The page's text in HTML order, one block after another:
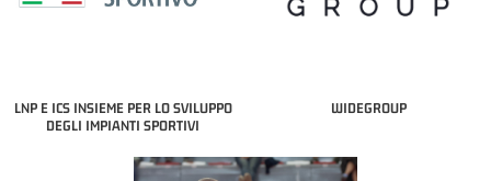
LNP E ICS INSIEME PER LO SVILUPPO
DEGLI IMPIANTI SPORTIVI
WIDEGROUP